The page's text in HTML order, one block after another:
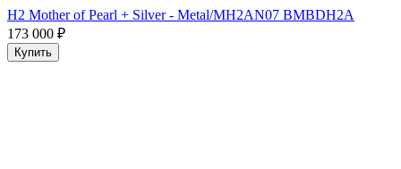
H2 Mother of Pearl + Silver - Metal/MH2AN07 BMBDH2A
173 000 ₽
Купить